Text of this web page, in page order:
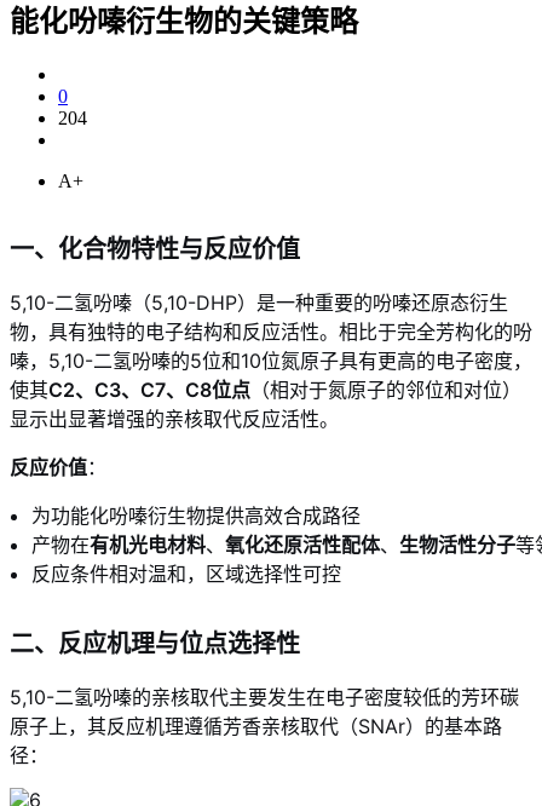
能化吩嗪衍生物的关键策略
0
204
A+
一、化合物特性与反应价值
5,10-二氢吩嗪（5,10-DHP）是一种重要的吩嗪还原态衍生
物，具有独特的电子结构和反应活性。相比于完全芳构化的吩
嗪，5,10-二氢吩嗪的5位和10位氮原子具有更高的电子密度，
使其C2、C3、C7、C8位点 （相对于氮原子的邻位和对位）
显示出显著增强的亲核取代反应活性。
反应价值：
为功能化吩嗪衍生物提供高效合成路径
产物在有机光电材料、 氧化还原活性配体、 生物活性分子等
反应条件相对温和，区域选择性可控
二、反应机理与位点选择性
5,10-二氢吩嗪的亲核取代主要发生在电子密度较低的芳环碳
原子上，其反应机理遵循芳香亲核取代（SNAr）的基本路
径：